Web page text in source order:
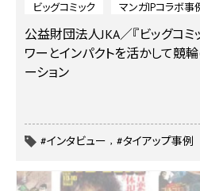
ビッグコミック マンガIPコラボ事
公益財団法人JKA／『ビッグコミ
ワーとインパクトを活かして競
ーション
#インタビュー #タイアップ事例